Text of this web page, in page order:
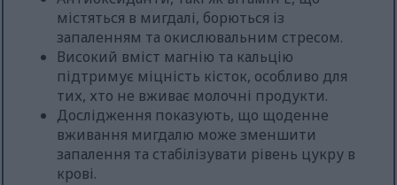
містяться в мигдалі, борються із
запаленням та окислювальним стресом.
Високий вміст магнію та кальцію
підтримує міцність кісток, особливо для
тих, хто не вживає молочні продукти.
Дослідження показують, що щоденне
вживання мигдалю може зменшити
запалення та стабілізувати рівень цукру в
крові.